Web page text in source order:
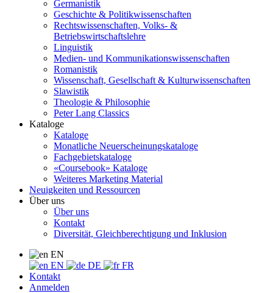
Germanistik
Geschichte & Politikwissenschaften
Rechtswissenschaften, Volks- &
Betriebswirtschaftslehre
Linguistik
Medien- und Kommunikationswissenschaften
Romanistik
Wissenschaft, Gesellschaft & Kulturwissenschaften
Slawistik
Theologie & Philosophie
Peter Lang Classics
Kataloge
Kataloge
Monatliche Neuerscheinungskataloge
Fachgebietskataloge
«Coursebook» Kataloge
Weiteres Marketing Material
Neuigkeiten und Ressourcen
Über uns
Über uns
Kontakt
Diversität, Gleichberechtigung und Inklusion
EN
EN
DE
FR
Kontakt
Anmelden